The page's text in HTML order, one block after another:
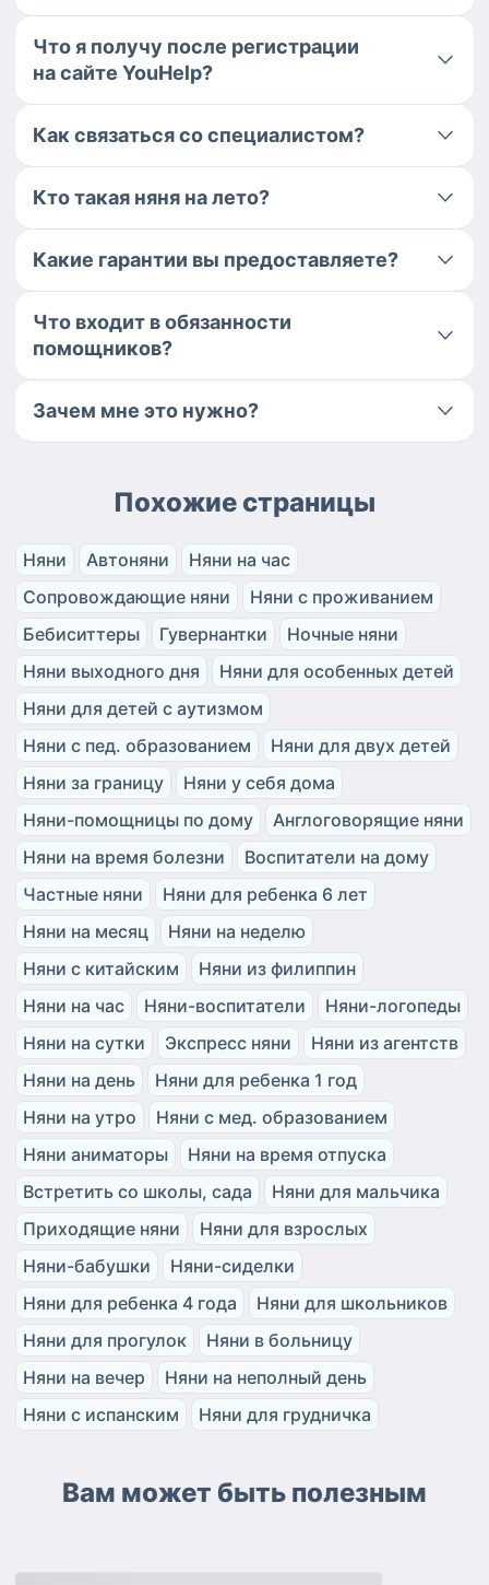
Что я получу после регистрации
на сайте YouHelp?
Как связаться со специалистом?
Кто такая няня на лето?
Какие гарантии вы предоставляете?
Что входит в обязанности
помощников?
Зачем мне это нужно?
Похожие страницы
Няни Автоняни
Няни на час
Сопровождающие няни
Няни с проживанием
Бебиситтеры
Гувернантки
Ночные няни
Няни выходного дня
Няни для особенных детей
Няни для детей с аутизмом
Няни с пед. образованием
Няни для двух детей
Няни за границу
Няни у себя дома
Няни-помощницы по дому
Англоговорящие няни
Няни на время болезни
Воспитатели на дому
Частные няни
Няни для ребенка 6 лет
Няни на месяц
Няни на неделю
Няни с китайским
Няни из филиппин
Няни на час
Няни-воспитатели
Няни-логопеды
Няни на сутки
Экспресс няни
Няни из агентств
Няни на день
Няни для ребенка 1 год
Няни на утро
Няни с мед. образованием
Няни аниматоры
Няни на время отпуска
Встретить со школы, сада
Няни для мальчика
Приходящие няни
Няни для взрослых
Няни-бабушки
Няни-сиделки
Няни для ребенка 4 года
Няни для школьников
Няни для прогулок
Няни в больницу
Няни на вечер
Няни на неполный день
Няни с испанским
Няни для грудничка
Вам может быть полезным